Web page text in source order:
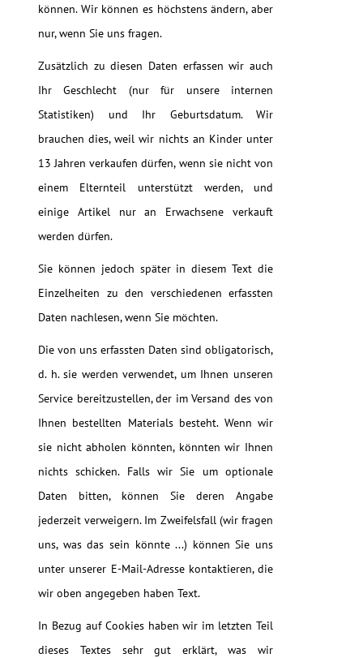
können. Wir können es höchstens ändern, aber
nur, wenn Sie uns fragen.
Zusätzlich zu diesen Daten erfassen wir auch
Ihr Geschlecht (nur für unsere internen
Statistiken) und Ihr Geburtsdatum. Wir
brauchen dies, weil wir nichts an Kinder unter
13 Jahren verkaufen dürfen, wenn sie nicht von
einem Elternteil unterstützt werden, und
einige Artikel nur an Erwachsene verkauft
werden dürfen.
Sie können jedoch später in diesem Text die
Einzelheiten zu den verschiedenen erfassten
Daten nachlesen, wenn Sie möchten.
Die von uns erfassten Daten sind obligatorisch,
d. h. sie werden verwendet, um Ihnen unseren
Service bereitzustellen, der im Versand des von
Ihnen bestellten Materials besteht. Wenn wir
sie nicht abholen könnten, könnten wir Ihnen
nichts schicken. Falls wir Sie um optionale
Daten bitten, können Sie deren Angabe
jederzeit verweigern. Im Zweifelsfall (wir fragen
uns, was das sein könnte ...) können Sie uns
unter unserer E-Mail-Adresse kontaktieren, die
wir oben angegeben haben Text.
In Bezug auf Cookies haben wir im letzten Teil
dieses Textes sehr gut erklärt, was wir